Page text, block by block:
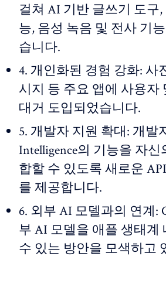
걸쳐 AI 기반 글쓰기 도구
능, 음성 녹음 및 전사 기
습니다.
4. 개인화된 경험 강화: 사
시지 등 주요 앱에 사용자
대거 도입되었습니다.
5. 개발자 지원 확대: 개발
Intelligence의 기능을 자
합할 수 있도록 새로운
를 제공합니다.
6. 외부 AI 모델과의 연계:
부 AI 모델을 애플 생태계
수 있는 방안을 모색하고